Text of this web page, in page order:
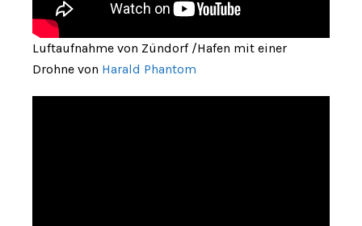
Luftaufnahme von Zündorf /Hafen mit einer
Drohne von Harald Phantom